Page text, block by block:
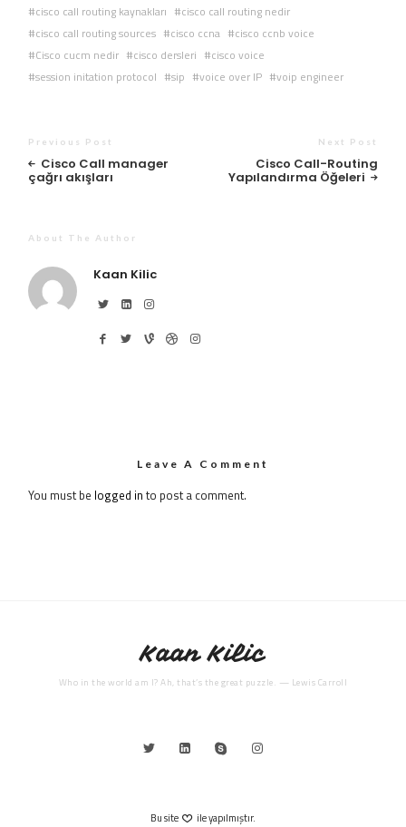
cisco call routing kaynakları
cisco call routing nedir
cisco call routing sources
cisco ccna
cisco ccnb voice
Cisco cucm nedir
cisco dersleri
cisco voice
session initation protocol
sip voice over IP voip engineer
Previous Post
Cisco Call manager
çağrı akışları
Next Post
Cisco Call-Routing
Yapılandırma Öğeleri
About The Author
Kaan Kilic
Leave A Comment
You must be logged in to post a comment.
Kaan Kilic
Who in the world am I? Ah, that’s the great puzzle. — Lewis Carroll
Bu site ile yapılmıştır.